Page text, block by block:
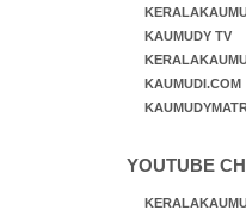
KAUMUDY TV
KAUMUDI.COM
YOUTUBE